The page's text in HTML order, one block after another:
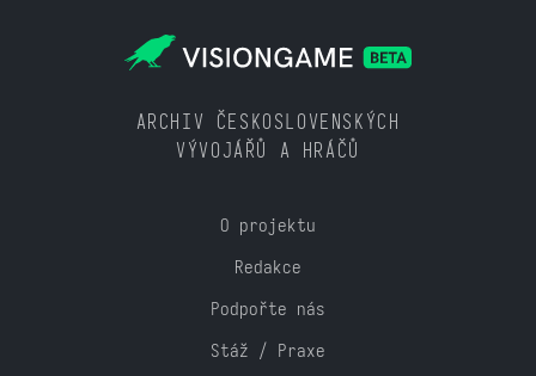
ARCHIV ČESKOSLOVENSKÝCH
VÝVOJÁŘŮ A HRÁČŮ
O projektu
Redakce
Podpořte nás
Stáž / Praxe